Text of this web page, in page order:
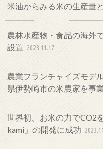
米油からみる米の生産量
農林水産物・食品の海外
設置 2023.11.17
農業フランチャイズモデ
県伊勢崎市の米農家を事
世界初、お米の力でCO2
kami」の開発に成功